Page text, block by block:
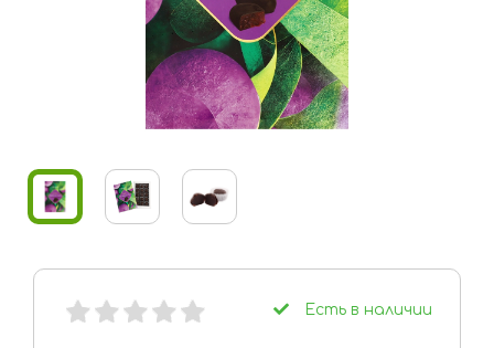
Мои желания: 1
товар
Моя корзина: 0
Есть в наличии